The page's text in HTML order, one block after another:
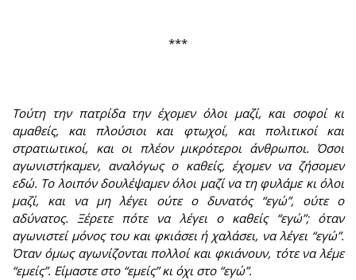
***
Τούτη την πατρίδα την έχομεν όλοι μαζί, και σοφοί κι
αμαθείς, και πλούσιοι και φτωχοί, και πολιτικοί και
στρατιωτικοί, και οι πλέον μικρότεροι άνθρωποι. Όσοι
αγωνιστήκαμεν, αναλόγως ο καθείς, έχομεν να ζήσομεν
εδώ. Το λοιπόν δουλέψαμεν όλοι μαζί να τη φυλάμε κι όλοι
μαζί, και να μη λέγει ούτε ο δυνατός “εγώ”, ούτε ο
αδύνατος. Ξέρετε πότε να λέγει ο καθείς “εγώ”; όταν
αγωνιστεί μόνος του και φκιάσει ή χαλάσει, να λέγει “εγώ”.
Όταν όμως αγωνίζονται πολλοί και φκιάνουν, τότε να λέμε
“εμείς”. Είμαστε στο “εμείς” κι όχι στο “εγώ”.